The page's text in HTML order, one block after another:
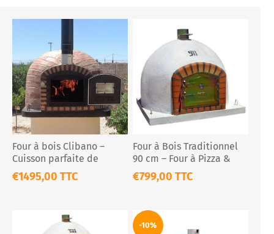
Four à bois Clibano –
Cuisson parfaite de
pizzas et pains
€1495,00 TTC
Four à Bois Traditionnel
90 cm – Four à Pizza &
Pain en Briques
Réfractaires
€799,00 TTC
-10%